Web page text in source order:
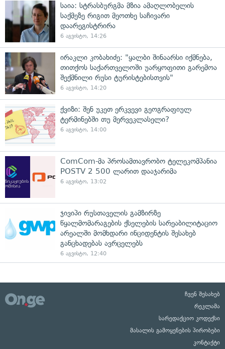
საია: სტრასბურგმა მზია ამაღლობელის
საქმეზე რიგით მეოთხე საჩივარი
დაარეგისტრირა
6 აგვისტო, 14:26
ირაკლი კობახიძე: "ყალბი შინაარსი იქმნება,
თითქოს საქართველოში უარყოფითი გარემოა
შექმნილი რუსი ტურისტებისთვის"
6 აგვისტო, 14:20
ქვიზი: შენ უკეთ ერკვევი გეოგრაფიულ
ტერმინებში თუ მერვეკლასელი?
6 აგვისტო, 14:00
ComCom-მა პროსამთავრობო ტელეკომპანია
POSTV 2 500 ლარით დააჯარიმა
6 აგვისტო, 13:02
ჯივიპი რუსთაველის გამზირზე
წყალმომარაგების ქსელების სარეაბილიტაციო
არეალში მომხდარი ინციდენტის შესახებ
განცხადებას ავრცელებს
6 აგვისტო, 12:40
ჩვენ შესახებ
რეკლამა
სარედაქციო კოდექსი
მასალის გამოყენების პირობები
კონტაქტი